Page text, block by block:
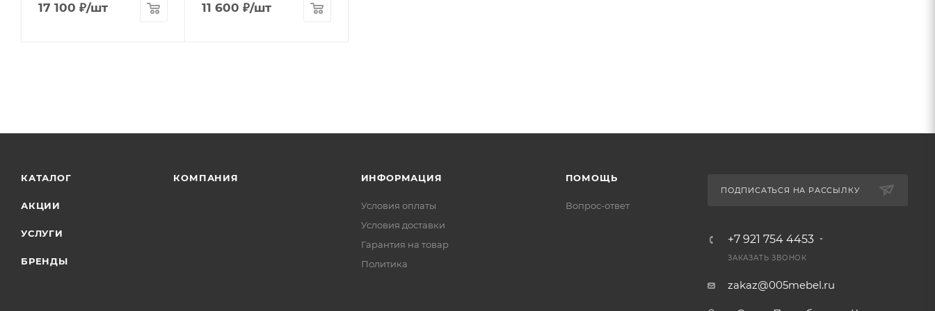
17 100 ₽/шт 11 600 ₽/шт
КАТАЛОГ
АКЦИИ
УСЛУГИ
БРЕНДЫ
КОМПАНИЯ ИНФОРМАЦИЯ
Условия оплаты
Условия доставки
Гарантия на товар
Политика
ПОМОЩЬ
Вопрос-ответ
ПОДПИСАТЬСЯ НА РАССЫЛКУ
+7 921 754 4453
ЗАКАЗАТЬ ЗВОНОК
zakaz@005mebel.ru